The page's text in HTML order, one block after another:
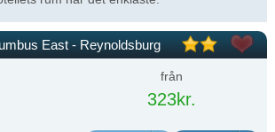
East - Reynoldsburg
från
323kr.